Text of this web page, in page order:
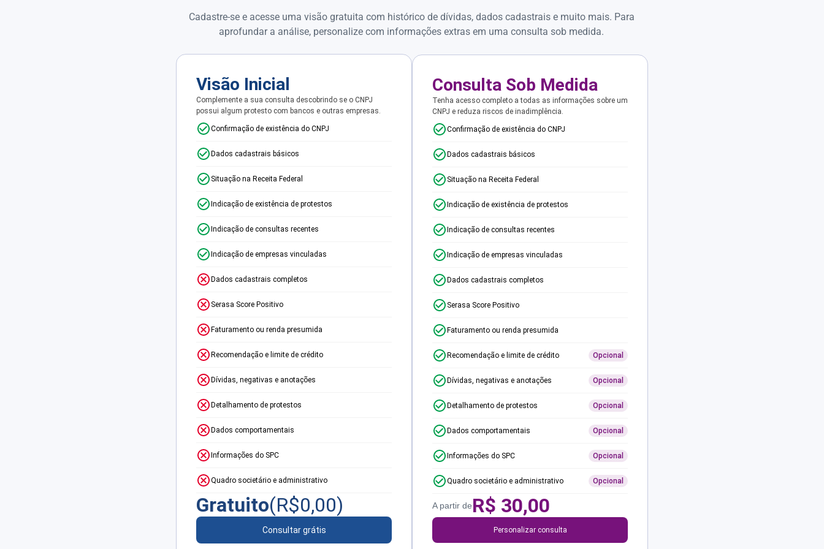
Cadastre-se e acesse uma visão gratuita com histórico de dívidas, dados cadastrais e muito mais. Para
aprofundar a análise, personalize com informações extras em uma consulta sob medida.
Visão Inicial
Complemente a sua consulta descobrindo se o CNPJ
possui algum protesto com bancos e outras empresas.
Confirmação de existência do CNPJ
Dados cadastrais básicos
Situação na Receita Federal
Indicação de existência de protestos
Indicação de consultas recentes
Indicação de empresas vinculadas
Dados cadastrais completos
Serasa Score Positivo
Faturamento ou renda presumida
Recomendação e limite de crédito
Dívidas, negativas e anotações
Detalhamento de protestos
Dados comportamentais
Informações do SPC
Quadro societário e administrativo
Gratuito(R$0,00)
Consultar grátis
Consulta Sob Medida
Tenha acesso completo a todas as informações sobre um
CNPJ e reduza riscos de inadimplência.
Confirmação de existência do CNPJ
Dados cadastrais básicos
Situação na Receita Federal
Indicação de existência de protestos
Indicação de consultas recentes
Indicação de empresas vinculadas
Dados cadastrais completos
Serasa Score Positivo
Faturamento ou renda presumida
Recomendação e limite de crédito Opcional
Dívidas, negativas e anotações Opcional
Detalhamento de protestos Opcional
Dados comportamentais Opcional
Informações do SPC Opcional
Quadro societário e administrativo Opcional
A partir deR$ 30,00
Personalizar consulta